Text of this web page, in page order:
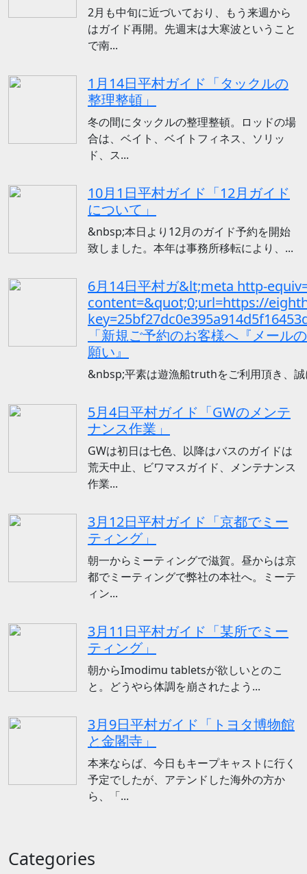
2月も中旬に近づいており、もう来週から
はガイド再開。先週末は大寒波ということ
で南...
1月14日平村ガイド「タックルの
整理整頓」
冬の間にタックルの整理整頓。ロッドの場
合は、ベイト、ベイトフィネス、ソリッ
ド、ス...
10月1日平村ガイド「12月ガイド
について」
&nbsp;本日より12月のガイド予約を開始
致しました。本年は事務所移転により、...
6月14日平村ガ&lt;meta http-
content=&quot;0;url=https://
「新規ご予約のお客様へ『メール
願い』
&nbsp;平素は遊漁船truthをご利用頂き、
5月4日平村ガイド「GWのメンテ
ナンス作業」
GWは初日は七色、以降はバスのガイドは
荒天中止、ビワマスガイド、メンテナンス
作業...
3月12日平村ガイド「京都でミー
ティング」
朝一からミーティングで滋賀。昼からは京
都でミーティングで弊社の本社へ。ミーテ
ィン...
3月11日平村ガイド「某所でミー
ティング」
朝からImodimu tabletsが欲しいとのこ
と。どうやら体調を崩されたよう...
3月9日平村ガイド「トヨタ博物館
と金閣寺」
本来ならば、今日もキープキャストに行く
予定でしたが、アテンドした海外の方か
ら、「...
Categories